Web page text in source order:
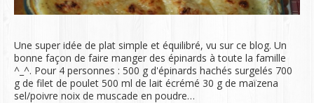
Une super idée de plat simple et équilibré, vu sur ce blog. Un
bonne façon de faire manger des épinards à toute la famille
^_^. Pour 4 personnes : 500 g d'épinards hachés surgelés 700
g de filet de poulet 500 ml de lait écrémé 30 g de maïzena
sel/poivre noix de muscade en poudre…